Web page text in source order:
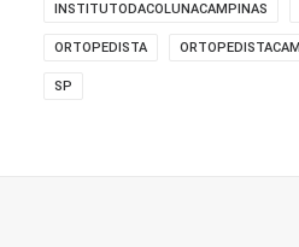
INSTITUTODACOLUNACAMPINAS
ORTOPEDISTA
SP